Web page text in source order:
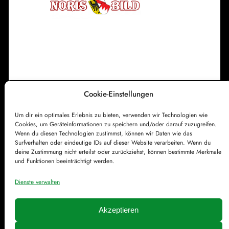
Cookie-Einstellungen
Um dir ein optimales Erlebnis zu bieten, verwenden wir Technologien wie
Cookies, um Geräteinformationen zu speichern und/oder darauf zuzugreifen.
Wenn du diesen Technologien zustimmst, können wir Daten wie das
Surfverhalten oder eindeutige IDs auf dieser Website verarbeiten. Wenn du
deine Zustimmung nicht erteilst oder zurückziehst, können bestimmte Merkmale
und Funktionen beeinträchtigt werden.
Dienste verwalten
Akzeptieren
h
u
g
s
k
c
Datenschutzerklärung
Cookie-Richtlinie (EU)Kontakt